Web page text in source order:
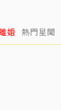
婚 熱門星聞